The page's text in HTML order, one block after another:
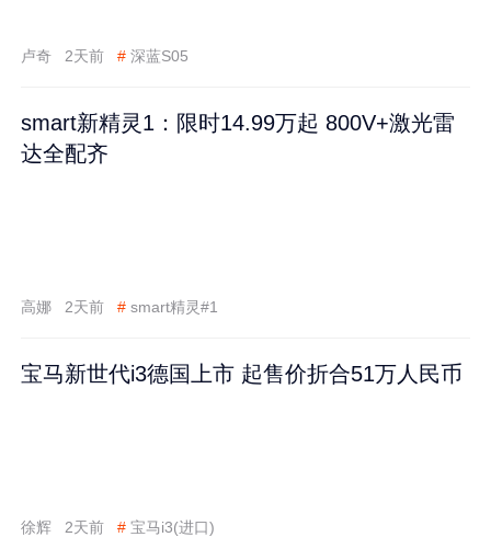
卢奇 2天前 # 深蓝S05
smart新精灵1：限时14.99万起 800V+激光雷
达全配齐
高娜 2天前 # smart精灵#1
宝马新世代i3德国上市 起售价折合51万人民币
徐辉 2天前 # 宝马i3(进口)